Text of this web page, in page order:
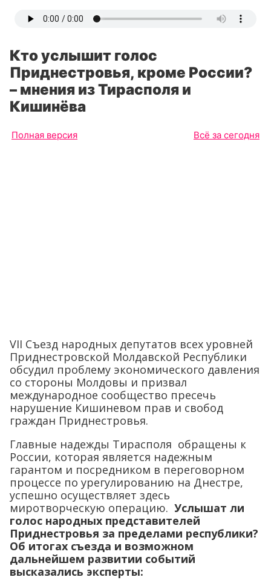
Кто услышит голос
Приднестровья, кроме России?
– мнения из Тирасполя и
Кишинёва
Полная версия Всё за сегодня
VII Съезд народных депутатов всех уровней
Приднестровской Молдавской Республики
обсудил проблему экономического давления
со стороны Молдовы и призвал
международное сообщество пресечь
нарушение Кишиневом прав и свобод
граждан Приднестровья.
Главные надежды Тирасполя обращены к
России, которая является надежным
гарантом и посредником в переговорном
процессе по урегулированию на Днестре,
успешно осуществляет здесь
миротворческую операцию. Услышат ли
голос народных представителей
Приднестровья за пределами республики?
Об итогах съезда и возможном
дальнейшем развитии событий
высказались эксперты: